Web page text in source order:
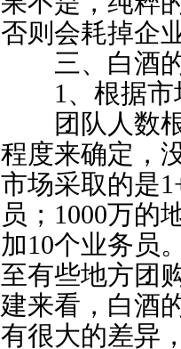
否则会耗掉企
三、白酒的
1、根据市
团队人数根
程度来确定，
市场采取的是
员；1000万的
加10个业务员
至有些地方团
建来看，白酒
有很大的差异